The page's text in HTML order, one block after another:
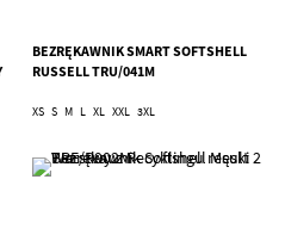
BEZRĘKAWNIK SMART SOFTSHELL
RUSSELL TRU/041M
XS S M L XL XXL 3XL